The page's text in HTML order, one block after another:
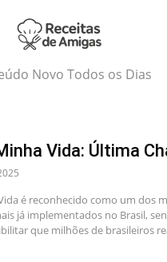
Novo Todos os Dias
Vida: Última
é reconhecido como um dos
já implementados no Brasil,
que milhões de brasileiros